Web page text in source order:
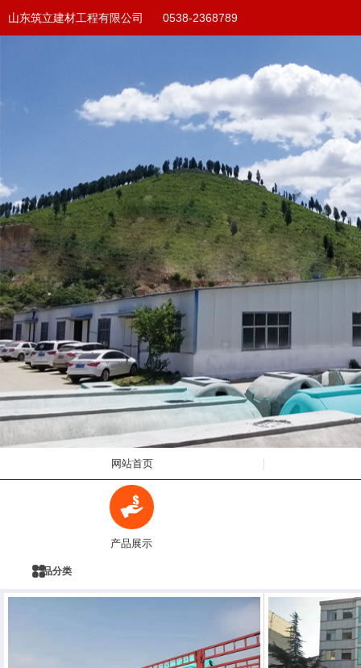
山东筑立建材工程有限公司 0538-2368789
网站首页
产品展示
产品分类